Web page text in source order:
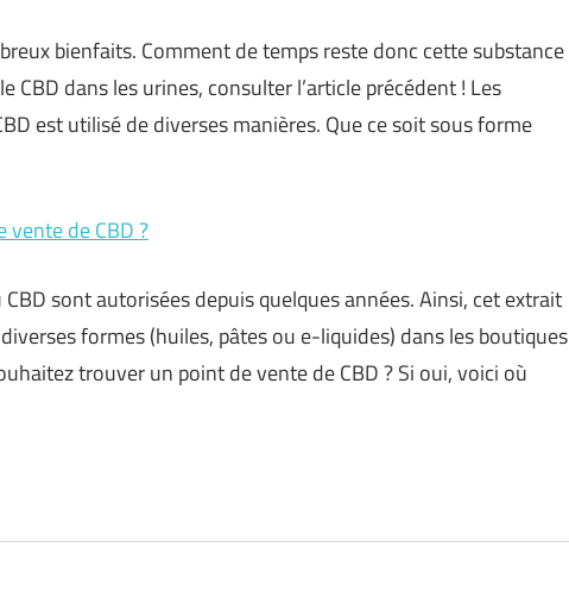
bienfaits. Comment de temps reste donc cette substance
CBD dans les urines, consulter l’article précédent ! Les
est utilisé de diverses manières. Que ce soit sous forme
vente de CBD ?
sont autorisées depuis quelques années. Ainsi, cet extrait
formes (huiles, pâtes ou e-liquides) dans les boutiques
trouver un point de vente de CBD ? Si oui, voici où